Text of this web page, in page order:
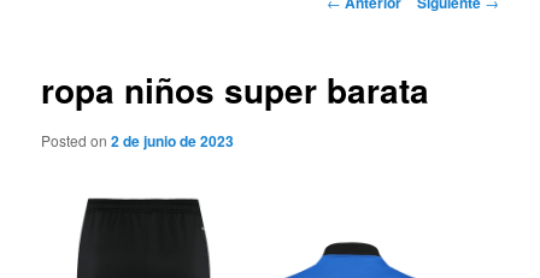
ropa niños super barata
Posted on2 de junio de 2023